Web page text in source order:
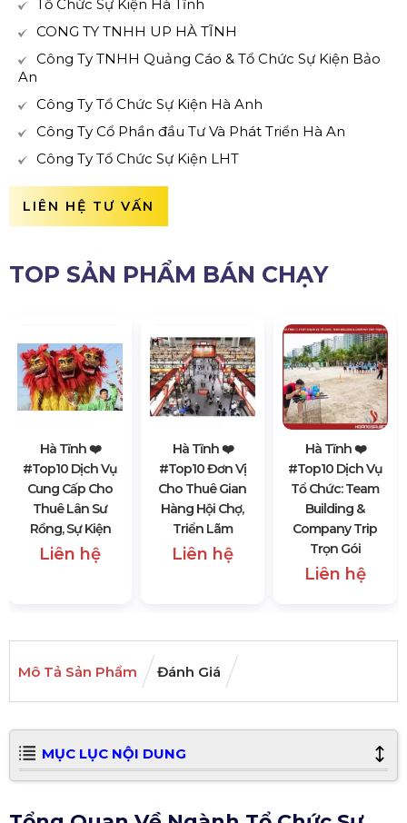
Tổ Chức Sự Kiện Hà Tĩnh
CONG TY TNHH UP HÀ TĨNH
Công Ty TNHH Quảng Cáo & Tổ Chức Sự Kiện Bảo
An
Công Ty Tổ Chức Sự Kiện Hà Anh
Công Ty Cổ Phần đầu Tư Và Phát Triển Hà An
Công Ty Tổ Chức Sự Kiện LHT
LIÊN HỆ TƯ VẤN
TOP SẢN PHẨM BÁN CHẠY
Hà Tĩnh ❤️️
#top10 Dịch Vụ
Cung Cấp Cho
Thuê Lân Sư
Rồng, Sự Kiện
Liên hệ
Hà Tĩnh ❤️️
#top10 Đơn Vị
Cho Thuê Gian
Hàng Hội Chợ,
Triển Lãm
Liên hệ
Hà Tĩnh ❤️️
#top10 Dịch Vụ
Tổ Chức: Team
Building &
Company Trip
Trọn Gói
Liên hệ
Mô Tả Sản Phẩm Đánh Giá
MỤC LỤC NỘI DUNG